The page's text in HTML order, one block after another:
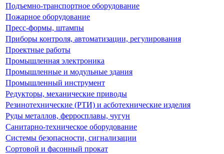
Подъемно-транспортное оборудование
Пожарное оборудование
Пресс-формы, штампы
Приборы контроля, автоматизации, регулирования
Проектные работы
Промышленная электроника
Промышленные и модульные здания
Промышленный инструмент
Редукторы, механические приводы
Резинотехнические (РТИ) и асботехнические изделия
Руды металлов, ферросплавы, чугун
Санитарно-техническое оборудование
Системы безопасности, сигнализации
Сортовой и фасонный прокат